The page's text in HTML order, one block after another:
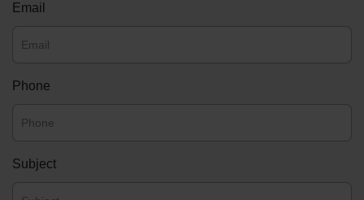
Email
Phone
Subject